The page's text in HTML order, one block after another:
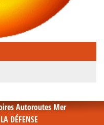
Autoroutes Mer
DÉFENSE